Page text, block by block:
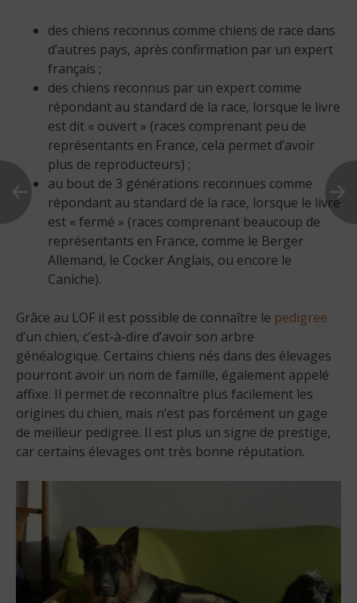
des chiens reconnus comme chiens de race dans
d’autres pays, après confirmation par un expert
français ;
des chiens reconnus par un expert comme
répondant au standard de la race, lorsque le livre
est dit « ouvert » (races comprenant peu de
représentants en France, cela permet d’avoir
plus de reproducteurs) ;
au bout de 3 générations reconnues comme
répondant au standard de la race, lorsque le livre
est « fermé » (races comprenant beaucoup de
représentants en France, comme le Berger
Allemand, le Cocker Anglais, ou encore le
Caniche).
Grâce au LOF il est possible de connaître le pedigree
d’un chien, c’est-à-dire d’avoir son arbre
généalogique. Certains chiens nés dans des élevages
pourront avoir un nom de famille, également appelé
affixe. Il permet de reconnaître plus facilement les
origines du chien, mais n’est pas forcément un gage
de meilleur pedigree. Il est plus un signe de prestige,
car certains élevages ont très bonne réputation.